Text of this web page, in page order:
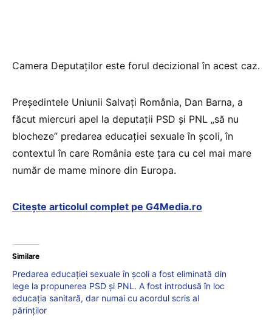
Camera Deputaților este forul decizional în acest caz.
Preşedintele Uniunii Salvaţi România, Dan Barna, a
făcut miercuri apel la deputaţii PSD şi PNL „să nu
blocheze” predarea educaţiei sexuale în şcoli, în
contextul în care România este ţara cu cel mai mare
număr de mame minore din Europa.
Citește articolul complet pe G4Media.ro
Similare
Predarea educației sexuale în școli a fost eliminată din
lege la propunerea PSD și PNL. A fost introdusă în loc
educația sanitară, dar numai cu acordul scris al
părinților